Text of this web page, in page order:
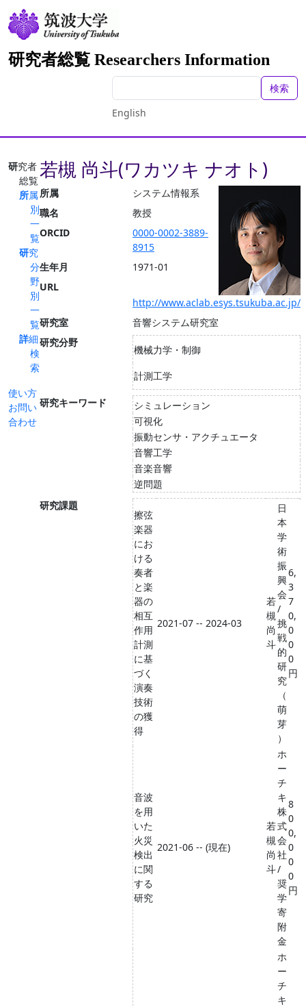
研究者総覧 Researchers Information
検索
English
研究者
総覧
所属
別
一
覧
研究
分
野
別
一
覧
詳細
検
索
使い方
お問い
合わせ
若槻 尚斗(ワカツキ ナオト)
所属
システム情報系
職名
教授
ORCID
0000-0002-3889-
8915
生年月
1971-01
URL
http://www.aclab.esys.tsukuba.ac.jp/
研究室
音響システム研究室
研究分野
機械力学・制御
計測工学
研究キーワード
シミュレーション
可視化
振動センサ・アクチュエータ
音響工学
音楽音響
逆問題
研究課題
擦弦
楽器
にお
ける
奏者
と楽
器の
相互
作用
計測
に基
づく
演奏
技術
の獲
得
2021-07 -- 2024-03
若
槻
尚
斗
日
本
学
術
振
興
会
/
挑
戦
的
研
究
（
萌
芽
）
6,
3
7
0,
0
0
0
円
音波
を用
いた
火災
検出
に関
する
研究
2021-06 -- (現在)
若
槻
尚
斗
ホ
ー
チ
キ
株
式
会
社
/
奨
学
寄
附
金
8
0
0,
0
0
0
円
ホ
ー
チ
キ